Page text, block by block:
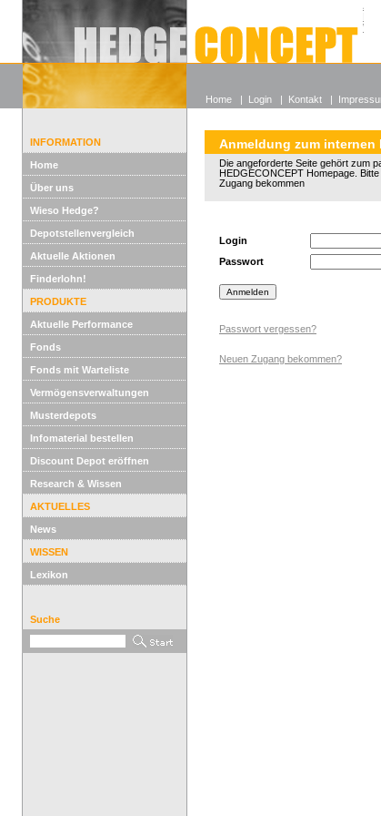
INFORMATION
Home
Über uns
Wieso Hedge?
Depotstellenvergleich
Aktuelle Aktionen
Finderlohn!
PRODUKTE
Aktuelle Performance
Fonds
Fonds mit Warteliste
Vermögensverwaltungen
Musterdepots
Infomaterial bestellen
Discount Depot eröffnen
Research & Wissen
AKTUELLES
News
WISSEN
Lexikon
Suche
Anmeldung zum internen
Die angeforderte Seite gehört zum
HEDGECONCEPT Homepage.
Zugang bekommen
Login
Passwort
Passwort vergessen?
Neuen Zugang bekommen?
Home | Login | Kontakt |